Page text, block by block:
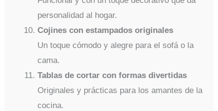
personalidad al hogar.
Cojines con estampados originales
Un toque cómodo y alegre para el sofá o la
cama.
Tablas de cortar con formas divertidas
Originales y prácticas para los amantes de la
cocina.